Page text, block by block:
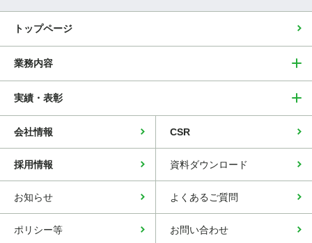
トップページ
業務内容
実績・表彰
会社情報 CSR
採用情報 資料ダウンロード
お知らせ よくあるご質問
ポリシー等 お問い合わせ